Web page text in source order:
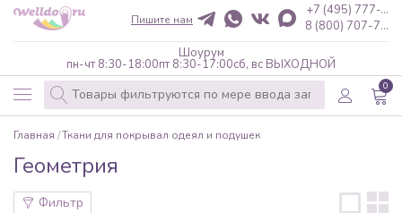
Шоурум
пн-чт 8:30-18:00пт 8:30-17:00сб, вс ВЫХОДНОЙ
+7 (495) 777-...
8 (800) 707-7...
Пишите нам
0
Главная Ткани для покрывал одеял и подушек
Геометрия
Фильтр